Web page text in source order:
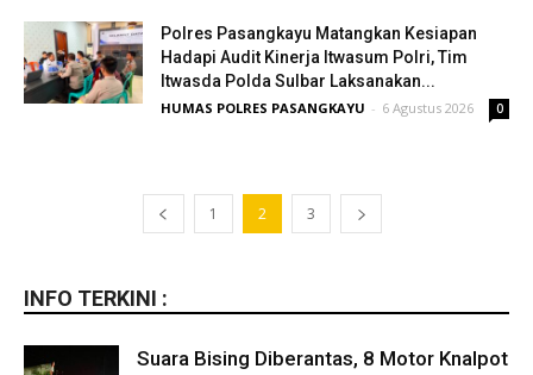
Polres Pasangkayu Matangkan Kesiapan
Hadapi Audit Kinerja Itwasum Polri, Tim
Itwasda Polda Sulbar Laksanakan...
HUMAS POLRES PASANGKAYU - 6 Agustus 2026 0
1 2 3
INFO TERKINI :
Suara Bising Diberantas, 8 Motor Knalpot